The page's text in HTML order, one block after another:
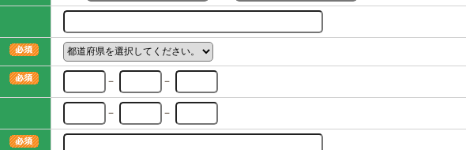
－ －
－ －